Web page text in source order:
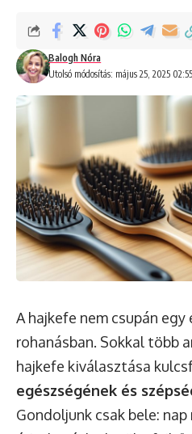
Utolsó módosítás: május 25, 2025 02:55
Balogh Nóra
A hajkefe nem csupán
rohanásban. Sokkal több
hajkefe kiválasztása
egészségének és
Gondoljunk csak bele: